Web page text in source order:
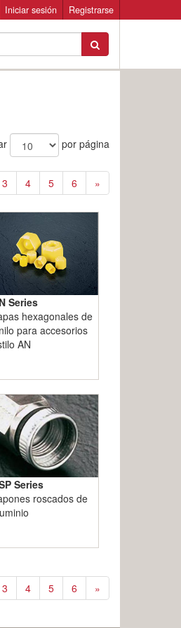
Iniciar sesión Registrarse
por página
3 4 5 6 »
Series
hexagonales de
para accesorios
AN
Series
roscados de
3 4 5 6 »